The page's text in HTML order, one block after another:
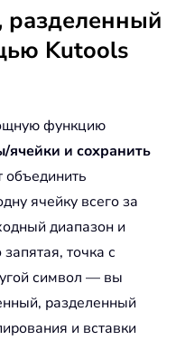
разделенный
Kutools
функцию
ячейки и сохранить
объединить
ячейку всего за
диапазон и
точка с
символ — вы
разделенный
и вставки